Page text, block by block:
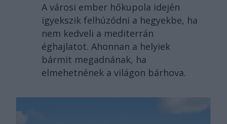
A városi ember hőkupola idején
igyekszik felhúzódni a hegyekbe, ha
nem kedveli a mediterrán
éghajlatot. Ahonnan a helyiek
bármit megadnának, ha
elmehetnének a világon bárhova.